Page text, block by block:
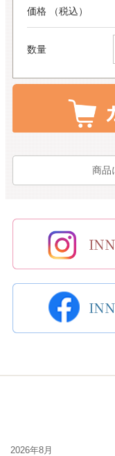
価格 （税込）
数量
商品
2026年8月